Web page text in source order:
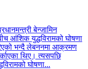
बेन्जामिन
आंशिक युद्धविरामको घोषणा
भन्दै लेबननमा आक्रमण
थिए। त्यसपछि
घोषणा...